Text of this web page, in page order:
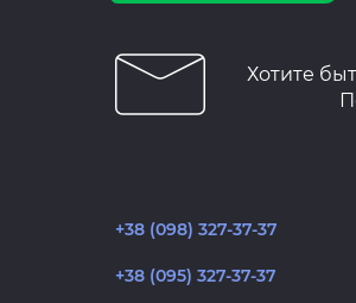
Хотите
+38 (098) 327-37-37
+38 (095) 327-37-37